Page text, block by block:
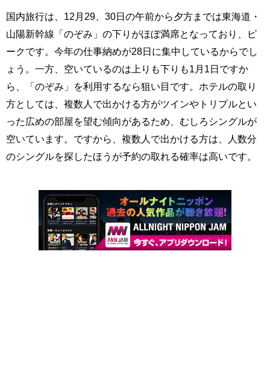
国内旅行は、12月29、30日の午前から夕方までは東海道・
山陽新幹線「のぞみ」の下りがほぼ満席となっており、ピ
ークです。今年の仕事納めが28日に集中しているからでし
ょう。一方、空いているのは上りも下りも1月1日ですか
ら、「のぞみ」を利用するなら狙い目です。ホテルの取り
方としては、複数人で出かける方がツインやトリプルとい
った広めの部屋を望む傾向があるため、むしろシングルが
空いています。ですから、複数人で出かける方は、人数分
のシングルを探したほうが予約の取れる確率は高いです。